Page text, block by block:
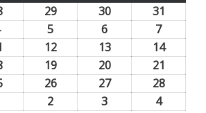
2929
2026
3030
2026
31
2026
4
agosto,
2026
5
agosto,
2026
6
agosto,
2026
77
agosto,
2026
1212
agosto,
2026
1313
agosto,
2026
1414
2026
1919
agosto,
2020
agosto,
21
agosto,
2626
2727
2828
2 3 44